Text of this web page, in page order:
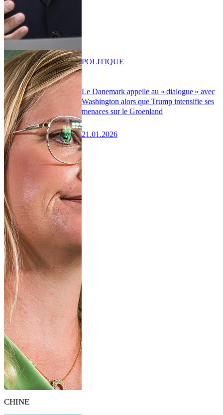
Le Danemark appelle au « dialogue » avec
Washington alors que Trump intensifie ses
menaces sur le Groenland
21.01.2026
POLITIQUE
CHINE